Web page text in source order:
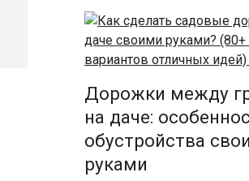
Дорожки между
на даче:
обустройства
руками